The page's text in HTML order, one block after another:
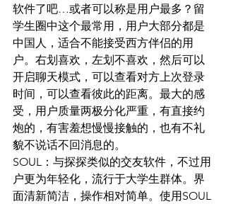
软件了吧…或者可以称是用户最多？留
学生圈中这个最常用，用户大部分都是
中国人，适合不能接受西方伴侣的用
户。右划喜欢，左划不喜欢，然后可以
开启聊天模式，可以查看对方上次登录
时间，可以查看彼此的距离。最大的感
受，用户质量两极分化严重，有直接约
炮的，有害羞想慢慢接触的，也有不礼
貌不说话不回消息的。
SOUL：与探探类似的交友软件，不过用
户更为年轻化，流行于大学生群体。界
面清新简洁，操作相对简单。使用SOUL